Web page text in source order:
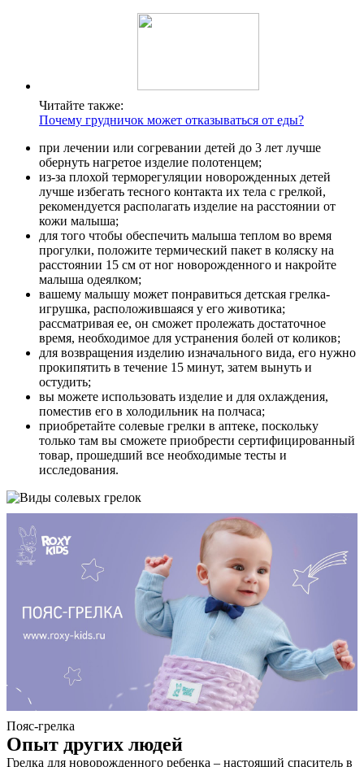
Читайте также:
Почему грудничок может отказываться от еды?
при лечении или согревании детей до 3 лет лучше
обернуть нагретое изделие полотенцем;
из-за плохой терморегуляции новорожденных детей
лучше избегать тесного контакта их тела с грелкой,
рекомендуется располагать изделие на расстоянии от
кожи малыша;
для того чтобы обеспечить малыша теплом во время
прогулки, положите термический пакет в коляску на
расстоянии 15 см от ног новорожденного и накройте
малыша одеялком;
вашему малышу может понравиться детская грелка-
игрушка, расположившаяся у его животика;
рассматривая ее, он сможет пролежать достаточное
время, необходимое для устранения болей от коликов;
для возвращения изделию изначального вида, его нужно
прокипятить в течение 15 минут, затем вынуть и
остудить;
вы можете использовать изделие и для охлаждения,
поместив его в холодильник на полчаса;
приобретайте солевые грелки в аптеке, поскольку
только там вы сможете приобрести сертифицированный
товар, прошедший все необходимые тесты и
исследования.
Пояс-грелка
Опыт других людей
Грелка для новорожденного ребенка – настоящий спаситель в